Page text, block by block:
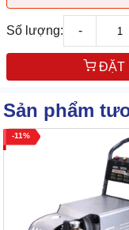
Số lượng: -
ĐẶT
Sản phẩm
11